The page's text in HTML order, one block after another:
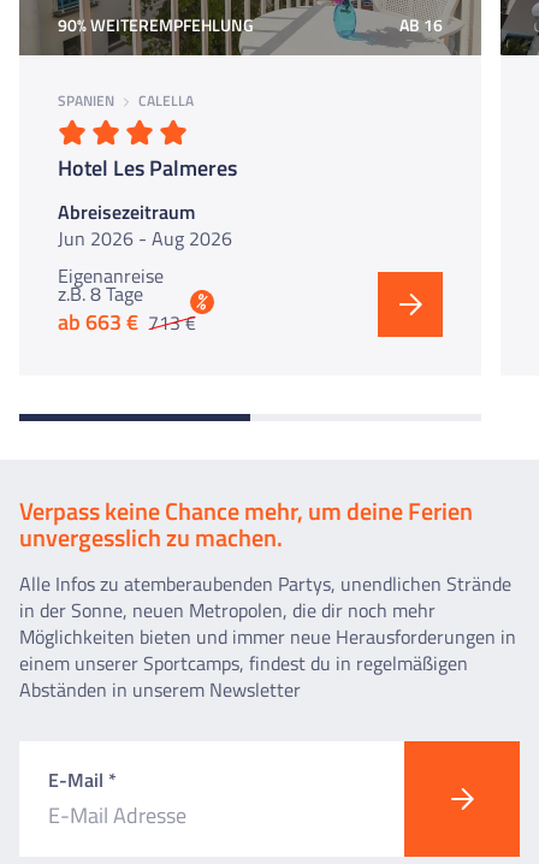
90% WEITEREMPFEHLUNG AB 16
SPANIEN CALELLA
Hotel Les Palmeres
Abreisezeitraum
Jun 2026 - Aug 2026
Eigenanreise
z.B. 8 Tage
ab 663 € 713 €
%
Verpass keine Chance mehr, um deine Ferien
unvergesslich zu machen.
Alle Infos zu atemberaubenden Partys, unendlichen Strände
in der Sonne, neuen Metropolen, die dir noch mehr
Möglichkeiten bieten und immer neue Herausforderungen in
einem unserer Sportcamps, findest du in regelmäßigen
Abständen in unserem Newsletter
E-Mail *